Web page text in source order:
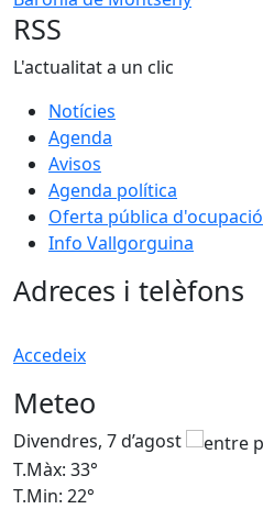
RSS
L'actualitat a un clic
Notícies
Agenda
Avisos
Agenda política
Oferta pública d'ocupació
Info Vallgorguina
Adreces i telèfons
Accedeix
Meteo
Divendres, 7 d’agost
T.Màx: 33°
T.Min: 22°